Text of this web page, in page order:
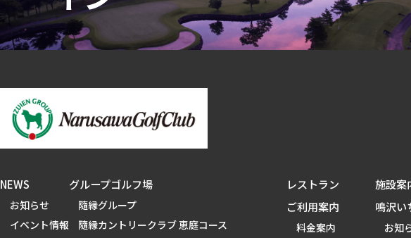
NEWS
お知らせ
イベント情報
グループゴルフ場
隨縁グループ
隨縁カントリークラブ 恵庭コース
レストラン
ご利用案内
料金案内
施設案
鳴沢い
お知